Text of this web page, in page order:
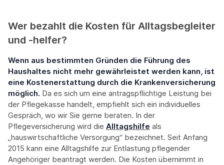
Wer bezahlt die Kosten für Alltagsbegleiter
und -helfer?
Wenn aus bestimmten Gründen die Führung des
Haushaltes nicht mehr gewährleistet werden kann, ist
eine Kostenerstattung durch die Krankenversicherung
möglich. Da es sich um eine antragspflichtige Leistung bei
der Pflegekasse handelt, empfiehlt sich ein individuelles
Gespräch, wo wir Sie gerne beraten. In der
Pflegeversicherung wird die Alltagshilfe als
„hauswirtschaftliche Versorgung“ bezeichnet. Seit Anfang
2015 kann eine Alltagshilfe zur Entlastung pflegender
Angehöriger beantragt werden. Die Kosten übernimmt in